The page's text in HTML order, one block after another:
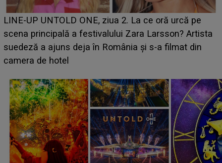
Ce a dezvăluit noua concurentă din "Casa Iubirii" l-a
luat prin surprindere pe Emanuel. CINE ESTE
BĂIATUL VIZAT de Alexandra?! Aflându-se în fața
faptului împlinit, A RECUNOSCUT IMEDIAT: "Am